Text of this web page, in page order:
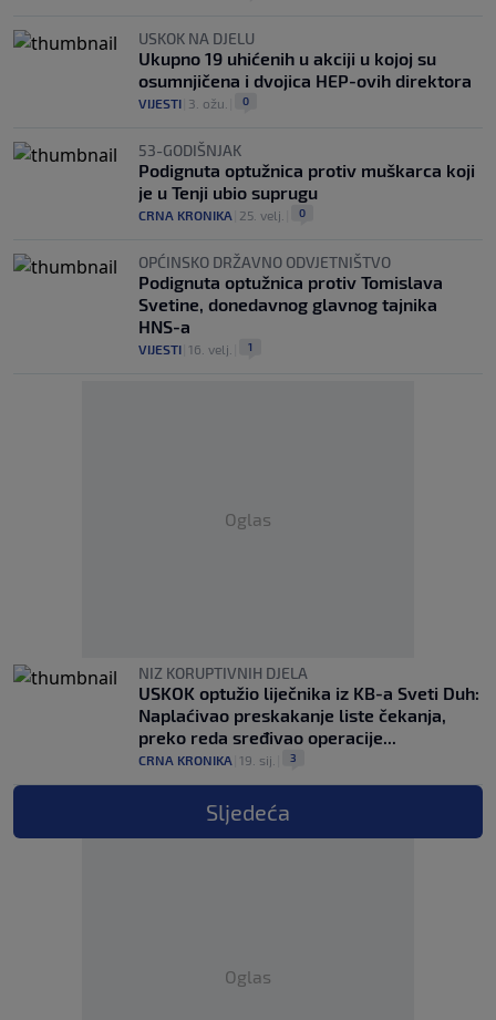
USKOK NA DJELU
Ukupno 19 uhićenih u akciji u kojoj su
osumnjičena i dvojica HEP-ovih direktora
VIJESTI 3. ožu. 0
53-GODIŠNJAK
Podignuta optužnica protiv muškarca koji
je u Tenji ubio suprugu
CRNA KRONIKA 25. velj. 0
OPĆINSKO DRŽAVNO ODVJETNIŠTVO
Podignuta optužnica protiv Tomislava
Svetine, donedavnog glavnog tajnika
HNS-a
VIJESTI 16. velj. 1
Oglas
NIZ KORUPTIVNIH DJELA
USKOK optužio liječnika iz KB-a Sveti Duh:
Naplaćivao preskakanje liste čekanja,
preko reda sređivao operacije...
CRNA KRONIKA 19. sij. 3
Sljedeća
Oglas